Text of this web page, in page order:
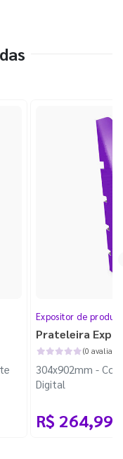
Expositor de
Prateleira
(0
304x902mm -
Digital
R$ 264,99